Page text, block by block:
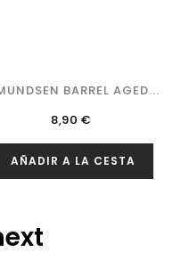
BARREL AGED...
Precio
8,90 €
AÑADIR A LA CESTA